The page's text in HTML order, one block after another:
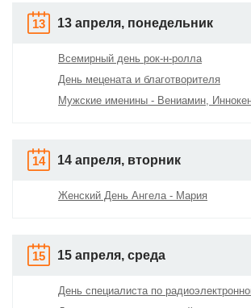
13 13 апреля, понедельник
Всемирный день рок-н-ролла
День мецената и благотворителя
Мужские именины - Вениамин,
14 14 апреля, вторник
Женский День Ангела - Мария
15 15 апреля, среда
День специалиста по